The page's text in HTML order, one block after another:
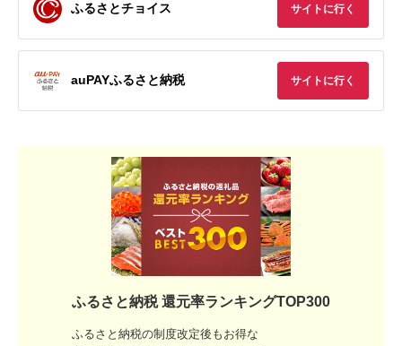
ふるさとチョイス サイトに行く
auPAYふるさと納税 サイトに行く
ふるさと納税 還元率ランキングTOP300
ふるさと納税の制度改定後もお得な